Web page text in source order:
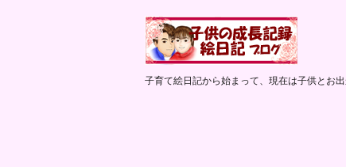
子育て絵日記から始まって、現在は子供とお